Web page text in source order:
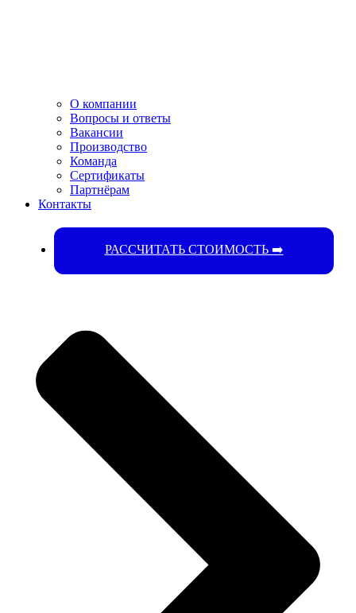
О компании
Вопросы и ответы
Вакансии
Производство
Команда
Сертификаты
Партнёрам
Контакты​
РАССЧИТАТЬ СТОИМОСТЬ ➡️